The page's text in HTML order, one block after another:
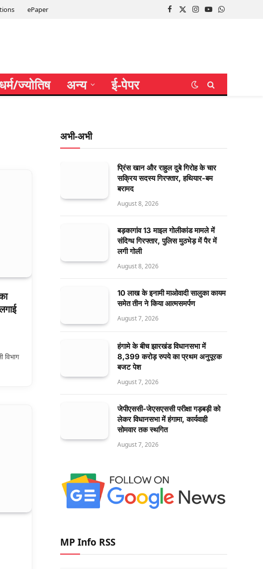
ePaper
Facebook
X
Instagram
YouTubeWhatsApp
धर्म/ज्योतिष अन्य ई-पेपर
विभाग
अभी-अभी
प्रिंस खान और राहुल दुबे गिरोह के चार
सक्रिय सदस्य गिरफ्तार, हथियार-बम
बरामद
August 8, 2026
बड़कागांव 13 माइल गोलीकांड मामले में
संदिग्ध गिरफ्तार, पुलिस मुठभेड़ में पैर में
लगी गोली
August 8, 2026
10 लाख के इनामी माओवादी सालुका कायम
समेत तीन ने किया आत्मसमर्पण
August 7, 2026
हंगामे के बीच झारखंड विधानसभा में
8,399 करोड़ रुपये का प्रथम अनुपूरक
बजट पेश
August 7, 2026
जेपीएससी-जेएसएससी परीक्षा गड़बड़ी को
लेकर विधानसभा में हंगामा, कार्यवाही
सोमवार तक स्थगित
August 7, 2026
MP Info RSS